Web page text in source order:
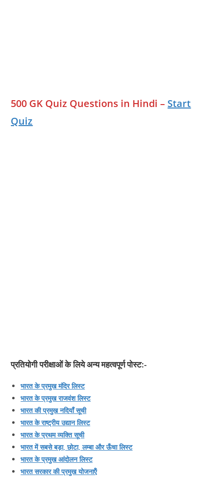
500 GK Quiz Questions in Hindi – Start
Quiz
प्रतियोगी परीक्षाओं के लिये अन्य महत्वपूर्ण पोस्ट:-
भारत के प्रमुख मंदिर लिस्‍ट
भारत के प्रमुख राजवंश लिस्‍ट
भारत की प्रमुख नदियॉं सूची
भारत के राष्‍ट्रीय उद्यान लिस्‍ट
भारत के प्रथम व्‍यक्ति सूची
भारत में सबसे बड़ा, छोटा, लम्‍बा और ऊँचा लिस्‍ट
भारत के प्रमुख आंदोलन लिस्‍ट
भारत सरकार की प्रमुख योजनाऍं